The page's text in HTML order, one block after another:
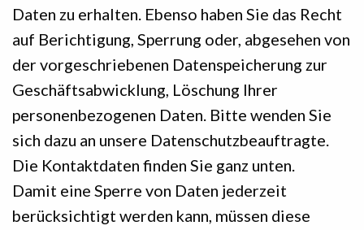
Daten zu erhalten. Ebenso haben Sie das Recht
auf Berichtigung, Sperrung oder, abgesehen von
der vorgeschriebenen Datenspeicherung zur
Geschäftsabwicklung, Löschung Ihrer
personenbezogenen Daten. Bitte wenden Sie
sich dazu an unsere Datenschutzbeauftragte.
Die Kontaktdaten finden Sie ganz unten.
Damit eine Sperre von Daten jederzeit
berücksichtigt werden kann, müssen diese